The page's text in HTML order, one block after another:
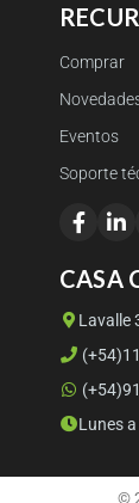
Comprar
Eventos
Soporte
CASA
Lavalle
Lunes
©